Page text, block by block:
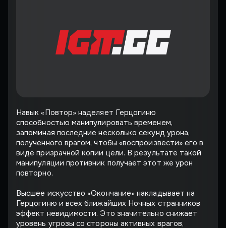
Навык «Повтор» наделяет Герцогиню
способностью манипулировать временем,
запоминая последние несколько секунд урона,
полученного врагом, чтобы «воспроизвести» его в
виде призрачной копии цели. В результате такой
манипуляции противник получает этот же урон
повторно.
Высшее искусство «Окончание» накладывает на
Герцогиню и всех ближайших Ночных странников
эффект невидимости. Это значительно снижает
уровень угрозы со стороны активных врагов,